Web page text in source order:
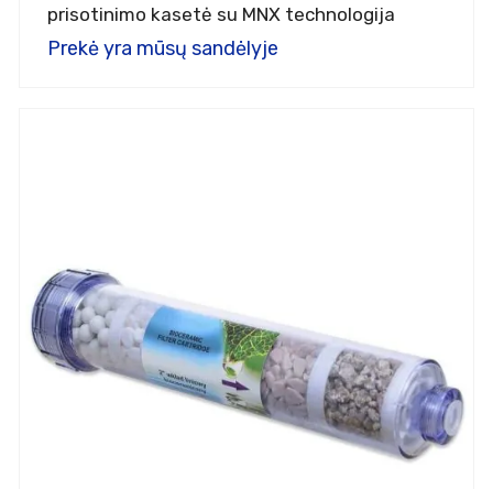
prisotinimo kasetė su MNX technologija
Prekė yra mūsų sandėlyje